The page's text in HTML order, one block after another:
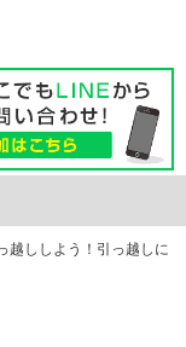
越ししよう！引っ越しに